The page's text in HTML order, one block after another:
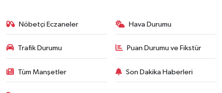
Nöbetçi Eczaneler Hava Durumu
Trafik Durumu Puan Durumu ve Fikstür
Tüm Manşetler Son Dakika Haberleri